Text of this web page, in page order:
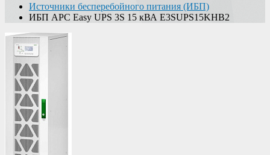
Источники бесперебойного питания (ИБП)
ИБП APC Easy UPS 3S 15 кВА E3SUPS15KHB2